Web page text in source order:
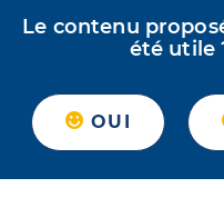
Le contenu
été utile
OUI